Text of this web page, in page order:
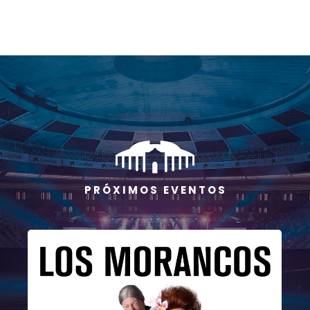
P R Ó X I M O S E V E N T O S